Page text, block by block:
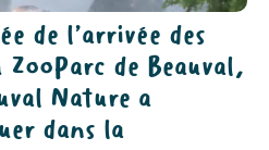
de l’arrivée des
de Beauval,
Nature a
dans la